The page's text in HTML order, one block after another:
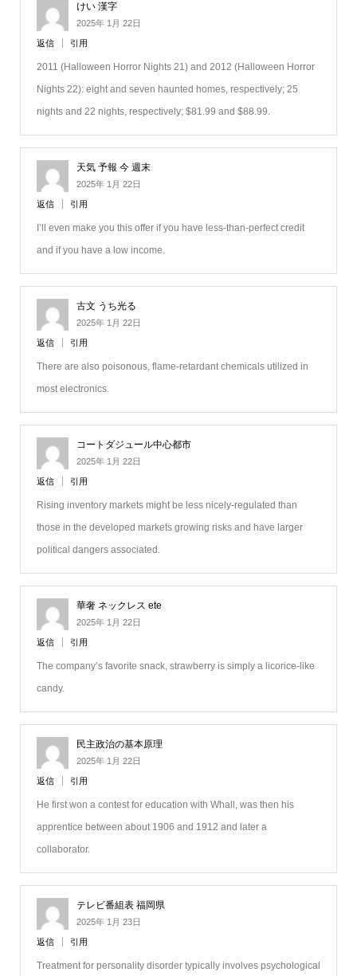
けい 漢字
2025年 1月 22日
返信 引用
2011 (Halloween Horror Nights 21) and 2012 (Halloween Horror
Nights 22): eight and seven haunted homes, respectively; 25
nights and 22 nights, respectively; $81.99 and $88.99.
天気 予報 今 週末
2025年 1月 22日
返信 引用
I’ll even make you this offer if you have less-than-perfect credit
and if you have a low income.
古文 うち光る
2025年 1月 22日
返信 引用
There are also poisonous, flame-retardant chemicals utilized in
most electronics.
コートダジュール中心都市
2025年 1月 22日
返信 引用
Rising inventory markets might be less nicely-regulated than
those in the developed markets growing risks and have larger
political dangers associated.
華奢 ネックレス ete
2025年 1月 22日
返信 引用
The company’s favorite snack, strawberry is simply a licorice-like
candy.
民主政治の基本原理
2025年 1月 22日
返信 引用
He first won a contest for education with Whall, was then his
apprentice between about 1906 and 1912 and later a
collaborator.
テレビ番組表 福岡県
2025年 1月 23日
返信 引用
Treatment for personality disorder typically involves psychological